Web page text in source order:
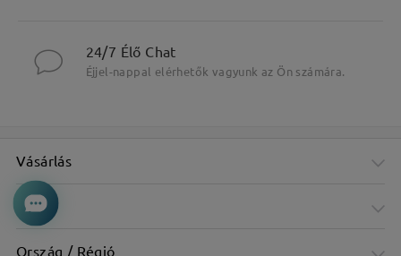
24/7 Élő Chat
Éjjel-nappal elérhetők vagyunk az Ön számára.
Vásárlás
Cég
Ország / Régió